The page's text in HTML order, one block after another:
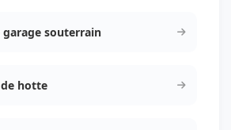
souterrain
hotte